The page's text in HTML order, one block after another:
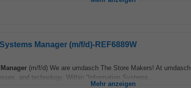
Manager (m/f/d)-REF6889W
Manager (m/f/d) We are umdasch The Store Makers! At
and technology. Within “Information Systems...
Mehr anzeigen